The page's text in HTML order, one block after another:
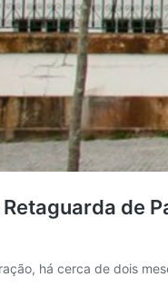
de
há cerca de dois